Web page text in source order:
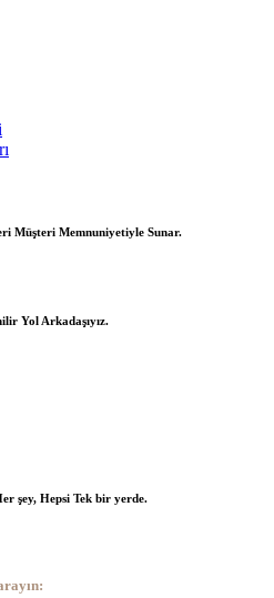
Müşteri Memnuniyetiyle Sunar.
Yol Arkadaşıyız.
şey, Hepsi Tek bir yerde.